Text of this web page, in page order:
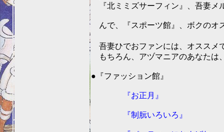
『北ミミズサーフィン』、吾妻メ
んで、『スポーツ館』、ボクのオ
吾妻ひでおファンには、オススメ
もちろん、アヅマニアのあなたは
●『ファッション館』
『お正月』
『制朊いろいろ』